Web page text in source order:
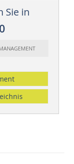
Sie in